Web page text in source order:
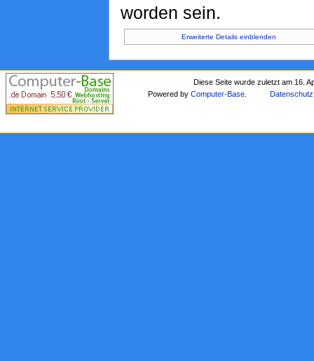
worden sein.
Erweiterte Details einblenden
Diese Seite wurde zuletzt am 16.
Powered byComputer-Base Datenschutz